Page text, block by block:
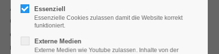
Audiophilen, hat Jadis diese Endstufe konzipiert.
Charakteristisch für diese Röhre ist die hell leuchtende,
direkt geheizte Wolframkathode. Mit vergleichsweise
niedriger Betriebsspannung und sehr konservativ
Essenziell
Essenzielle Cookies zulassen damit die Website korrekt
funktioniert.
Externe Medien
Externe Medien wie Youtube zulassen. Inhalte von der